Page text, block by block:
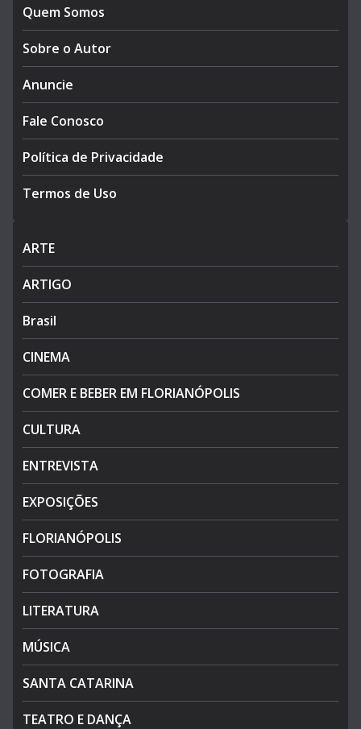
Quem Somos
Sobre o Autor
Anuncie
Fale Conosco
Política de Privacidade
Termos de Uso
ARTE
ARTIGO
Brasil
CINEMA
COMER E BEBER EM FLORIANÓPOLIS
CULTURA
ENTREVISTA
EXPOSIÇÕES
FLORIANÓPOLIS
FOTOGRAFIA
LITERATURA
MÚSICA
SANTA CATARINA
TEATRO E DANÇA